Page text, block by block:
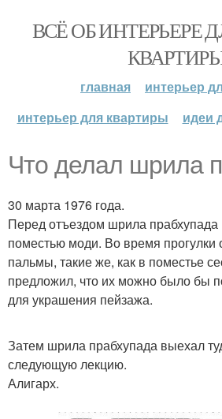
ВСЁ ОБ ИНТЕРЬЕРЕ
главная
интерьер
интерьер для квартиры
идеи
Что делал шрила
30 марта 1976 года.
Перед отъездом шрила прабхупада
поместью моди. Во время прогулки
пальмы, такие же, как в поместье
предложил, что их можно было бы
для украшения пейзажа.
Затем шрила прабхупада выехал
следующую лекцию.
Алигарх.